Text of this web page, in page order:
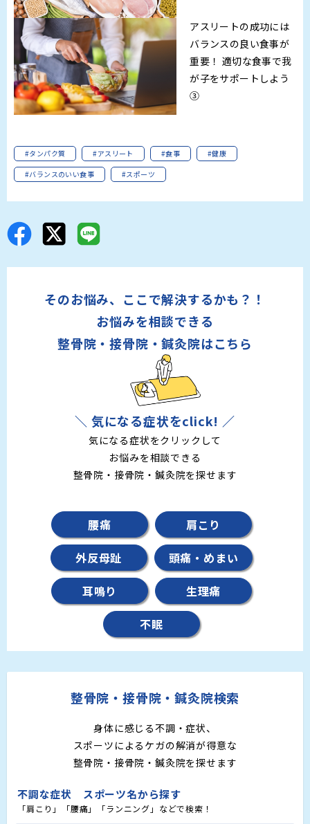
アスリートの成功には
バランスの良い食事が
重要！ 適切な食事で我
が子をサポートしよう
③
#タンパク質 #アスリート #食事
#健康
#バランスのいい食事
#スポーツ
そのお悩み、ここで解決するかも？！
お悩みを相談できる
整骨院・接骨院・鍼灸院はこちら
＼ 気になる症状をclick! ／
気になる症状をクリックして
お悩みを相談できる
整骨院・接骨院・鍼灸院を探せます
腰痛
肩こり
外反母趾
頭痛・めまい
耳鳴り
生理痛
不眠
整骨院・接骨院・鍼灸院検索
身体に感じる不調・症状、
スポーツによるケガの解消が得意な
整骨院・接骨院・鍼灸院を探せます
不調な症状 スポーツ名から探す
「肩こり」「腰痛」「ランニング」などで検索！